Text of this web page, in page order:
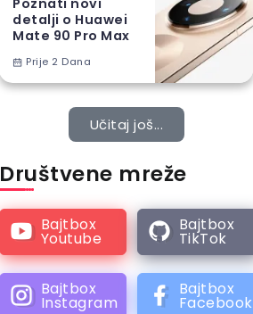
Poznati novi
detalji o Huawei
Mate 90 Pro Max
Prije 2 Dana
Učitaj još...
Društvene mreže
Bajtbox
Youtube
Bajtbox
TikTok
Bajtbox
Instagram
Bajtbox
Facebook